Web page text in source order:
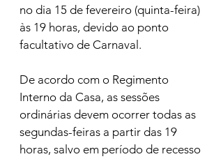
no dia 15 de fevereiro (quinta-feira)
às 19 horas, devido ao ponto
facultativo de Carnaval.
De acordo com o Regimento
Interno da Casa, as sessões
ordinárias devem ocorrer todas as
segundas-feiras a partir das 19
horas, salvo em período de recesso